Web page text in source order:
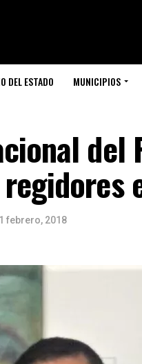
DEL ESTADO MUNICIPIOS
del
febrero, 2018